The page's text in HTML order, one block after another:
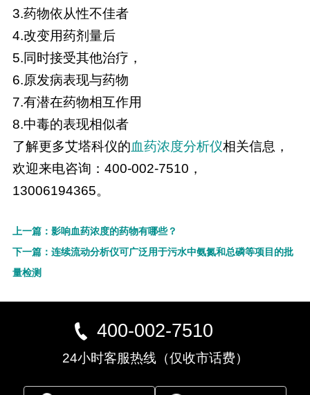
3.药物依从性不佳者
4.改变用药剂量后
5.同时接受其他治疗，
6.原发病表现与药物
7.有潜在药物相互作用
8.中毒的表现相似者
了解更多艾塔科仪的血药浓度分析仪相关信息，
欢迎来电咨询：400-002-7510，
13006194365。
上一篇：影响血药浓度的药物有哪些？
下一篇：连续流动分析仪可广泛用于污水中氨氮和总磷等项目的批
量检测
400-002-7510
24小时客服热线（仅收市话费）